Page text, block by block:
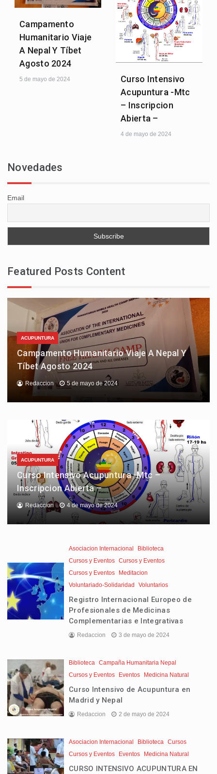
Campamento
Humanitario Viaje
A Nepal Y Tíbet
Agosto 2024
5 de mayo de 2024
Curso Intensivo
Acupuntura -Mtc
– Inscripcion
Abierta –
4 de mayo de 2024
Novedades
Email
Featured Posts Content
ACUPUNTURA
Campamento Humanitario Viaje A Nepal Y
Tíbet Agosto 2024
Redaccion 5 de mayo de 2024
ACUPUNTURA
Curso Intensivo Acupuntura -Mtc –
Inscripcion Abierta –
Redaccion 4 de mayo de 2024
Asociacion Internacional
Biblioteca
Cursos y Eventos Cursos y Eventos
Cursos y Eventos
Meditacion
Voluntariado-Solidaridad
Voluntarios
Registro Internacional Europeo de
Profesionales de Medicinas
Complementarias e Integrativas
Redaccion 3 de mayo de 2024
Biblioteca Campaña Humanitaria Nepal
Cursos y Eventos
Eventos Medicina Natural
Curso Intensivo de Acupuntura en
Madrid y Nepal
Redaccion 2 de mayo de 2024
Asociacion Internacional Biblioteca Cursos
Cursos y Eventos
Eventos Medicina Natural
CURSO INTENSIVO ACUPUNTURA EN